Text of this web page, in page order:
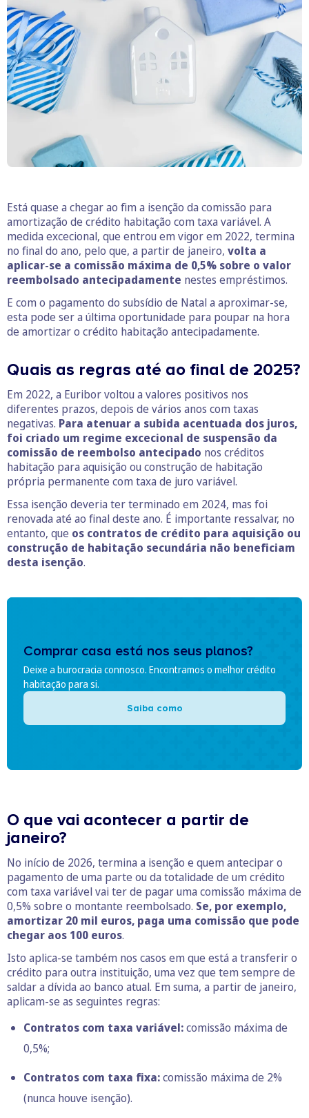
Está quase a chegar ao fim a isenção da comissão para
amortização de crédito habitação com taxa variável. A
medida excecional, que entrou em vigor em 2022, termina
no final do ano, pelo que, a partir de janeiro, volta a
aplicar-se a comissão máxima de 0,5% sobre o valor
reembolsado antecipadamente nestes empréstimos.
E com o pagamento do subsídio de Natal a aproximar-se,
esta pode ser a última oportunidade para poupar na hora
de amortizar o crédito habitação antecipadamente.
Quais as regras até ao final de 2025?
Em 2022, a Euribor voltou a valores positivos nos
diferentes prazos, depois de vários anos com taxas
negativas. Para atenuar a subida acentuada dos juros,
foi criado um regime excecional de suspensão da
comissão de reembolso antecipado nos créditos
habitação para aquisição ou construção de habitação
própria permanente com taxa de juro variável.
Essa isenção deveria ter terminado em 2024, mas foi
renovada até ao final deste ano. É importante ressalvar, no
entanto, que os contratos de crédito para aquisição ou
construção de habitação secundária não beneficiam
desta isenção.
Comprar casa está nos seus planos?
Deixe a burocracia connosco. Encontramos o melhor crédito
habitação para si.
Saiba como
O que vai acontecer a partir de
janeiro?
No início de 2026, termina a isenção e quem antecipar o
pagamento de uma parte ou da totalidade de um crédito
com taxa variável vai ter de pagar uma comissão máxima de
0,5% sobre o montante reembolsado. Se, por exemplo,
amortizar 20 mil euros, paga uma comissão que pode
chegar aos 100 euros.
Isto aplica-se também nos casos em que está a transferir o
crédito para outra instituição, uma vez que tem sempre de
saldar a dívida ao banco atual. Em suma, a partir de janeiro,
aplicam-se as seguintes regras:
Contratos com taxa variável:comissão máxima de
0,5%;
Contratos com taxa fixa:comissão máxima de 2%
(nunca houve isenção).